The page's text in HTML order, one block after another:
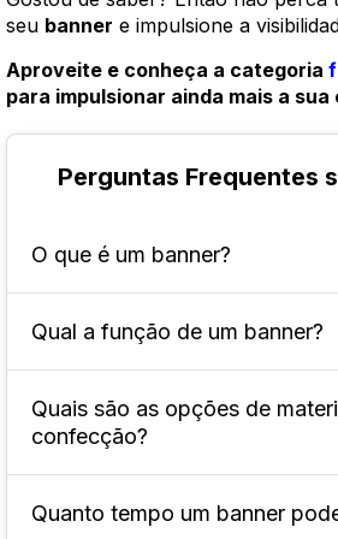
seu banner e impulsione a
Aproveite e conheça a categoria
para impulsionar ainda mais a sua
Perguntas Frequentes
O que é um banner?
Ele é uma peça publicitária
geralmente em formato
usada para promover marcas,
serviços ou eventos.
Qual a função de um banner?
A função principal é atrair a
e promover uma mensagem
impactante. Ele tem a
atenção de pessoas que estão
Quais são as opções de
confecção?
Podem ser produzidos em
Quanto tempo um banner